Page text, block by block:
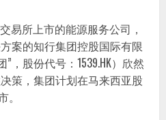
易所上市的能源服务公司，
案的知行集团控股国际有限
，股份代号：1539.HK）欣然
策，集团计划在马来西亚股